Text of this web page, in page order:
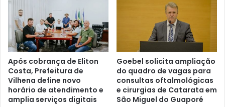
Após cobrança de Eliton
Costa, Prefeitura de
Vilhena define novo
horário de atendimento e
amplia serviços digitais
Goebel solicita ampliação
do quadro de vagas para
consultas oftalmológicas
e cirurgias de Catarata em
São Miguel do Guaporé